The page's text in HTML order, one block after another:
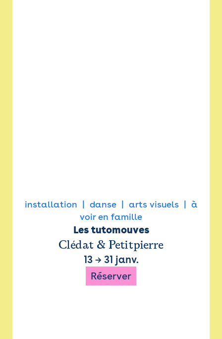
installation danse arts visuels
à
voir en famille
Les tutomouves
Clédat & Petitpierre
13→ 31 janv.
Réserver